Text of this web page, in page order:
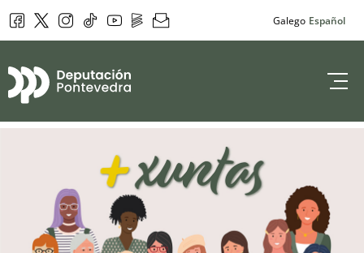
Facebook
Twitter
Instagram
Tik TokYouTube
DepoPlayNewsletter Galego Español
Deputación de